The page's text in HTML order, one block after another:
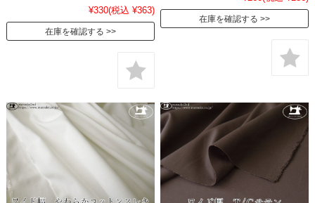
¥330(税込 ¥363)
在庫を確認する
在庫を確認する